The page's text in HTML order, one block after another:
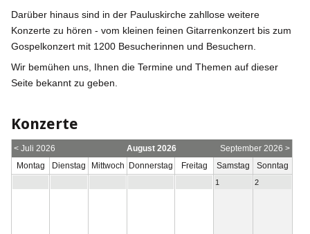
Darüber hinaus sind in der Pauluskirche zahllose weitere
Konzerte zu hören - vom kleinen feinen Gitarrenkonzert bis zum
Gospelkonzert mit 1200 Besucherinnen und Besuchern.
Wir bemühen uns, Ihnen die Termine und Themen auf dieser
Seite bekannt zu geben.
Konzerte
< Juli 2026 August 2026
September 2026 >
Montag
Dienstag Mittwoch Donnerstag Freitag Samstag Sonntag
1 2